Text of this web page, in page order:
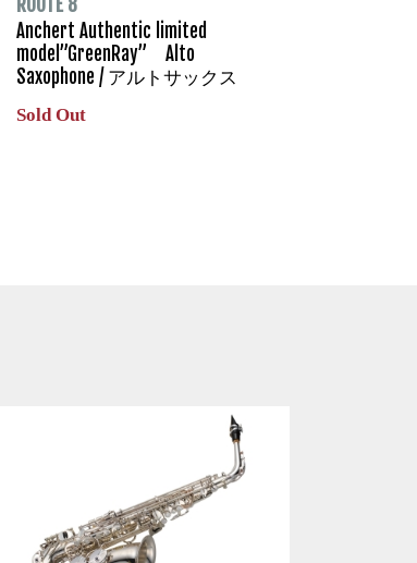
Anchert Authentic limited
model”GreenRay” Alto
Saxophone / アルトサックス
Sold Out